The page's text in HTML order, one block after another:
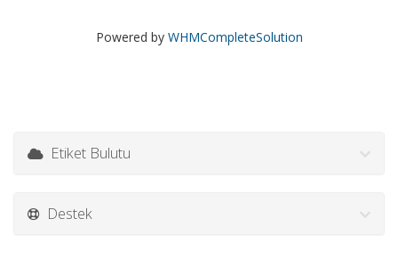
Powered by WHMCompleteSolution
Etiket Bulutu
Destek